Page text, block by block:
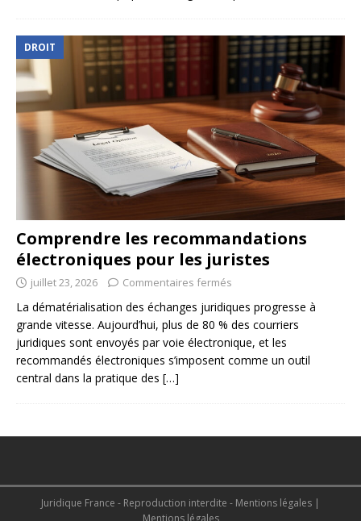
DROIT
Comprendre les recommandations
électroniques pour les juristes
juillet 23, 2026 Commentaires fermés
La dématérialisation des échanges juridiques progresse à
grande vitesse. Aujourd’hui, plus de 80 % des courriers
juridiques sont envoyés par voie électronique, et les
recommandés électroniques s’imposent comme un outil
central dans la pratique des […]
Juridique France - Reproduction interdite - Mentions légales |